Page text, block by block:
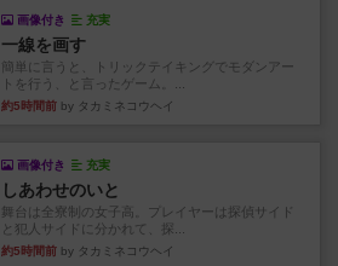
画像付き 充実
一線を画す
簡単に言うと、トリックテイキングでモダンアー
トを行う、と言ったゲーム。...
約5時間前 by タカミネコウヘイ
画像付き 充実
しあわせのいと
舞台は全寮制の女子高。プレイヤーは探偵サイド
と犯人サイドに分かれて、探...
約5時間前 by タカミネコウヘイ